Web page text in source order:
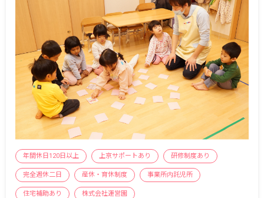
年間休日120日以上 上京サポートあり 研修制度あり
完全週休二日 産休・育休制度 事業所内託児所
住宅補助あり 株式会社運営園